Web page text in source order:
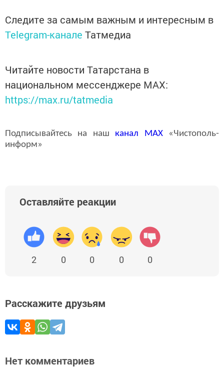
Следите за самым важным и интересным в
Telegram-канале Татмедиа
Читайте новости Татарстана в
национальном мессенджере MАХ:
https://max.ru/tatmedia
Подписывайтесь на наш канал MAX«Чистополь-
информ»
Оставляйте реакции
2 0 0 0 0
Расскажите друзьям
Нет комментариев